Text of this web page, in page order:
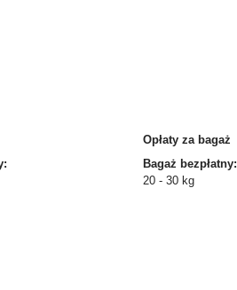
Opłaty za bagaż
Bagaż bezpłatny:
20 - 30 kg